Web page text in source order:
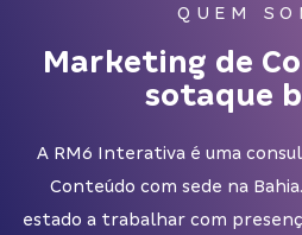
QUEM
Marketing de
sotaque
A RM6 Interativa é uma
Conteúdo com sede na
estado a trabalhar com